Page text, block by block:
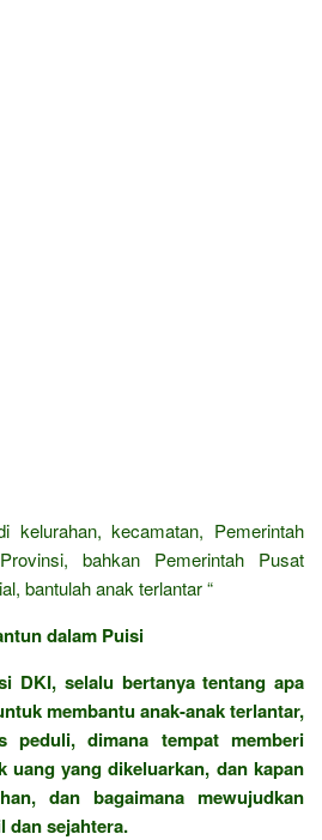
kelurahan, kecamatan, Pemerintah
bahkan Pemerintah Pusat
bantulah anak terlantar “
dalam Puisi
DKI, selalu bertanya tentang apa
membantu anak-anak terlantar,
peduli, dimana tempat memberi
uang yang dikeluarkan, dan kapan
dan bagaimana mewujudkan
dan sejahtera.